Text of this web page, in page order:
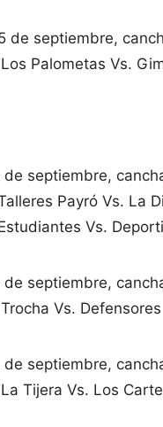
de septiembre,
Palometas Vs.
septiembre,
Payró Vs. La
Vs.
septiembre,
Vs. Defensores
septiembre,
Tijera Vs. Los